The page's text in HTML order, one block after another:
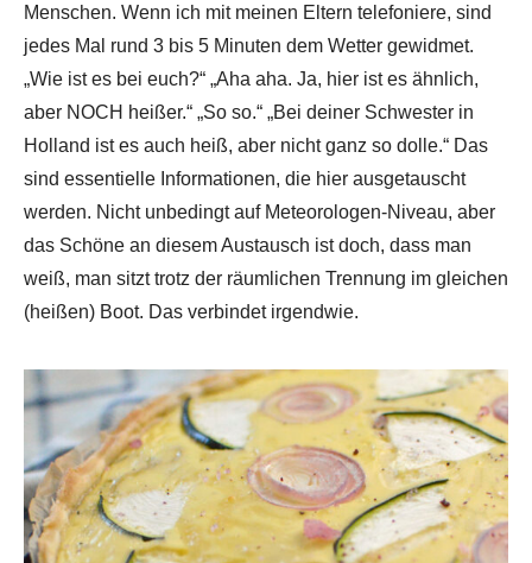
Menschen. Wenn ich mit meinen Eltern telefoniere, sind
jedes Mal rund 3 bis 5 Minuten dem Wetter gewidmet.
„Wie ist es bei euch?“ „Aha aha. Ja, hier ist es ähnlich,
aber NOCH heißer.“ „So so.“ „Bei deiner Schwester in
Holland ist es auch heiß, aber nicht ganz so dolle.“ Das
sind essentielle Informationen, die hier ausgetauscht
werden. Nicht unbedingt auf Meteorologen-Niveau, aber
das Schöne an diesem Austausch ist doch, dass man
weiß, man sitzt trotz der räumlichen Trennung im gleichen
(heißen) Boot. Das verbindet irgendwie.